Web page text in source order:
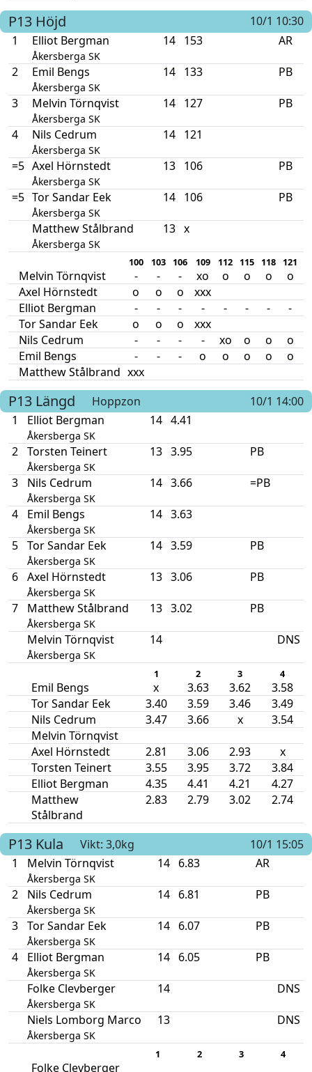
P13 Höjd
10/1 10:30
1
Elliot Bergman
Åkersberga SK
14 153 AR
2 Emil Bengs
Åkersberga SK
14 133 PB
3 Melvin Törnqvist
Åkersberga SK
14 127 PB
4 Nils Cedrum
Åkersberga SK
14 121
=5 Axel Hörnstedt
Åkersberga SK
13 106 PB
=5 Tor Sandar Eek
Åkersberga SK
14 106 PB
Matthew Stålbrand
Åkersberga SK
13 x
100 103 106 109 112 115 118 121
Melvin Törnqvist - - - xo o o o o
Axel Hörnstedt
o o o
xxx
Elliot Bergman
- - - - - - - -
Tor Sandar Eek
o o o
xxx
Nils Cedrum
- - - - xo o o o
Emil Bengs
- - - o o o o o
Matthew Stålbrand xxx
P13 Längd Hoppzon
10/1 14:00
1
Elliot Bergman
Åkersberga SK
14 4.41
2 Torsten Teinert
Åkersberga SK
13 3.95 PB
3 Nils Cedrum
Åkersberga SK
14 3.66 =PB
4 Emil Bengs
Åkersberga SK
14 3.63
5 Tor Sandar Eek
Åkersberga SK
14 3.59 PB
6 Axel Hörnstedt
Åkersberga SK
13 3.06 PB
7 Matthew Stålbrand
Åkersberga SK
13 3.02 PB
Melvin Törnqvist
Åkersberga SK
14 DNS
1 2 3 4
Emil Bengs x 3.63 3.62
3.58
Tor Sandar Eek
3.40 3.59 3.46
3.49
Nils Cedrum
3.47 3.66 x
3.54
Melvin Törnqvist
Axel Hörnstedt
2.81 3.06 2.93
x
Torsten Teinert
3.55 3.95 3.72
3.84
Elliot Bergman
4.35 4.41 4.21
4.27
Matthew
Stålbrand
2.83 2.79 3.02 2.74
P13 Kula Vikt: 3,0kg
10/1 15:05
1
Melvin Törnqvist
Åkersberga SK
14 6.83 AR
2 Nils Cedrum
Åkersberga SK
14 6.81 PB
3 Tor Sandar Eek
Åkersberga SK
14 6.07 PB
4 Elliot Bergman
Åkersberga SK
14 6.05 PB
Folke Clevberger
Åkersberga SK
14 DNS
Niels Lomborg Marco
Åkersberga SK
13 DNS
1 2 3 4
Folke Clevberger